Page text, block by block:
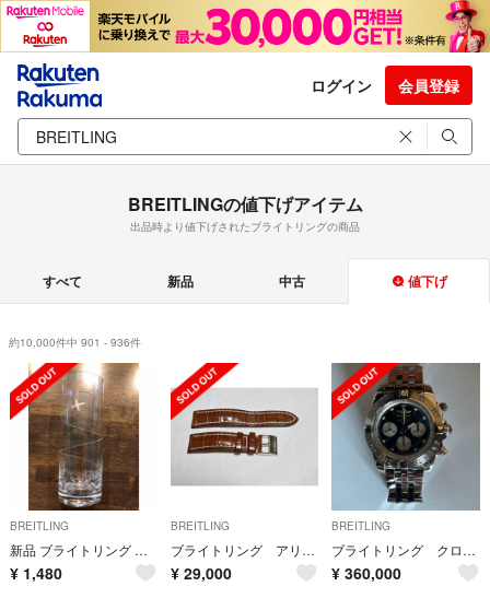
ログイン 会員登録
BREITLINGの値下げアイテム
出品時より値下げされたブライトリングの商品
すべて 新品 中古 値下げ
約10,000件中 901 - 936件
BREITLING
新品 ブライトリング グラス ボヘミアングラス
¥ 1,480
BREITLING
ブライトリング アリゲーター革ストラップ ラグ幅22-20
¥ 29,000
BREITLING
ブライトリング クロノマット44
¥ 360,000